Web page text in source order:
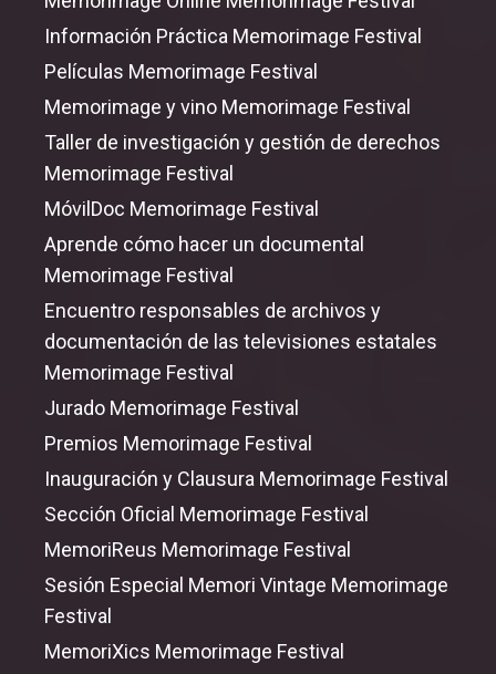
Información Práctica Memorimage Festival
Películas Memorimage Festival
Memorimage y vino Memorimage Festival
Taller de investigación y gestión de derechos
Memorimage Festival
MóvilDoc Memorimage Festival
Aprende cómo hacer un documental
Memorimage Festival
Encuentro responsables de archivos y
documentación de las televisiones estatales
Memorimage Festival
Jurado Memorimage Festival
Premios Memorimage Festival
Inauguración y Clausura Memorimage Festival
Sección Oficial Memorimage Festival
MemoriReus Memorimage Festival
Sesión Especial Memori Vintage Memorimage
Festival
MemoriXics Memorimage Festival